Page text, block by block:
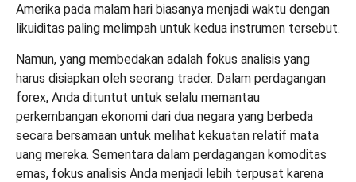
Amerika pada malam hari biasanya menjadi waktu dengan
likuiditas paling melimpah untuk kedua instrumen tersebut.
Namun, yang membedakan adalah fokus analisis yang
harus disiapkan oleh seorang trader. Dalam perdagangan
forex, Anda dituntut untuk selalu memantau
perkembangan ekonomi dari dua negara yang berbeda
secara bersamaan untuk melihat kekuatan relatif mata
uang mereka. Sementara dalam perdagangan komoditas
emas, fokus analisis Anda menjadi lebih terpusat karena